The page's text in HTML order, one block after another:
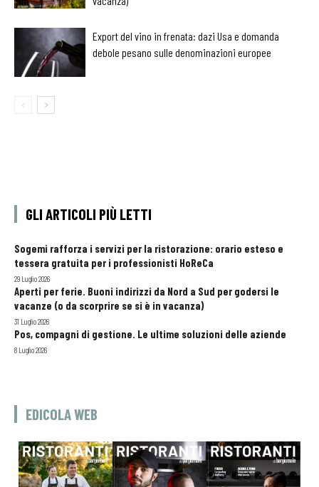
Export del vino in frenata: dazi Usa e domanda
debole pesano sulle denominazioni europee
GLI ARTICOLI PIÙ LETTI
Sogemi rafforza i servizi per la ristorazione: orario esteso e
tessera gratuita per i professionisti HoReCa
29 Luglio 2026
Aperti per ferie. Buoni indirizzi da Nord a Sud per godersi le
vacanze (o da scorprire se si è in vacanza)
31 Luglio 2026
Pos, compagni di gestione. Le ultime soluzioni delle aziende
8 Luglio 2026
EDICOLA WEB